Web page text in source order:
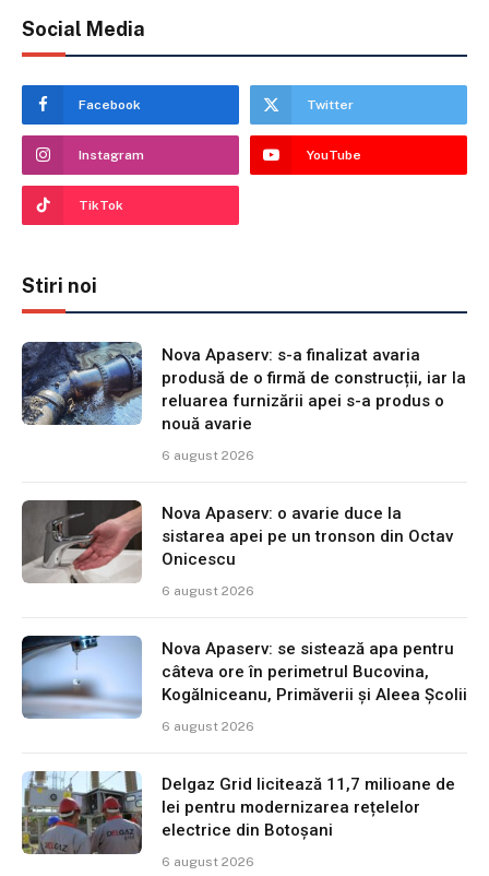
Social Media
Facebook Twitter
Instagram YouTube
TikTok
Stiri noi
Nova Apaserv: s-a finalizat avaria
produsă de o firmă de construcții, iar la
reluarea furnizării apei s-a produs o
nouă avarie
6 august 2026
Nova Apaserv: o avarie duce la
sistarea apei pe un tronson din Octav
Onicescu
6 august 2026
Nova Apaserv: se sistează apa pentru
câteva ore în perimetrul Bucovina,
Kogălniceanu, Primăverii și Aleea Școlii
6 august 2026
Delgaz Grid licitează 11,7 milioane de
lei pentru modernizarea rețelelor
electrice din Botoșani
6 august 2026